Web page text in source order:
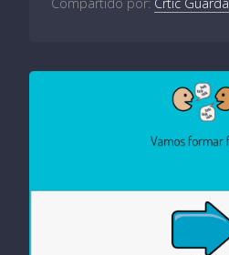
Compartido por: Crtic Guarda